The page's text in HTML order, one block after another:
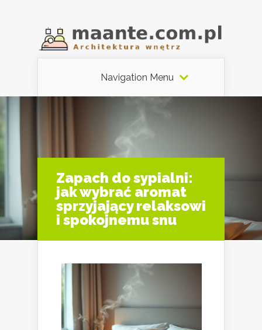
Navigation Menu
Zapach do sypialni:
jak wybrać aromat
sprzyjający relaksowi
i spokojnemu snu